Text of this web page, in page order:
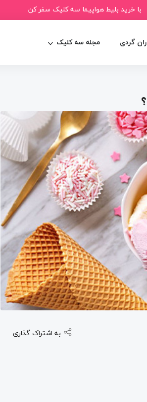
با خرید بلیط هواپیما سه کلیک سفر کن
گردی مجله سه کلیک
به اشتراک گذاری